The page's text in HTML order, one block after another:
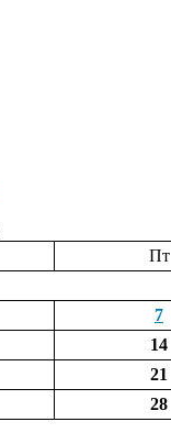
Пт
7
14
21
28